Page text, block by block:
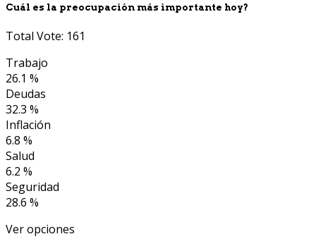
Cuál es la preocupación más importante hoy?
Total Vote: 161
Trabajo
26.1 %
Deudas
32.3 %
Inflación
6.8 %
Salud
6.2 %
Seguridad
28.6 %
Ver opciones